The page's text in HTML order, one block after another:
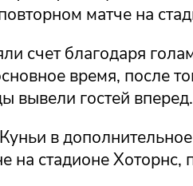
матче на
счет благодаря
время, после
вывели гостей вперед.
в
на стадионе Хоторнс,